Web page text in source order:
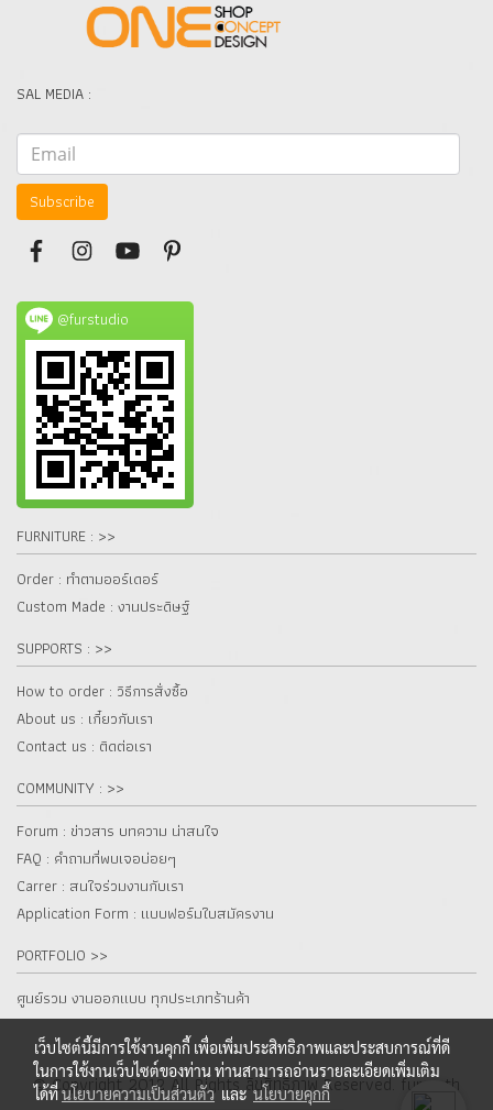
SAL MEDIA :
Subscribe
@furstudio
FURNITURE : >>
Order : ทำตามออร์เดอร์
Custom Made : งานประดิษฐ์
SUPPORTS : >>
How to order : วิธีการสั่งซื้อ
About us : เกี๋ยวกับเรา
Contact us : ติดต่อเรา
COMMUNITY : >>
Forum : ข่าวสาร บทความ น่าสนใจ
FAQ : คำถามที่พบเจอบ่อยๆ
Carrer : สนใจร่วมงานกับเรา
Application Form : แบบฟอร์มใบสมัครงาน
PORTFOLIO >>
ศูนย์รวม งานออกแบบ ทุกประเภทร้านค้า
© Copyright 2012 All Rights ลิขสิทธิ์ภาพ Reserved. fur.co.th
เว็บไซต์นี้มีการใช้งานคุกกี้ เพื่อเพิ่มประสิทธิภาพและประสบการณ์ที่ดี
ในการใช้งานเว็บไซต์ของท่าน ท่านสามารถอ่านรายละเอียดเพิ่มเติม
ได้ที่นโยบายความเป็นส่วนตัวและนโยบายคุกกี้